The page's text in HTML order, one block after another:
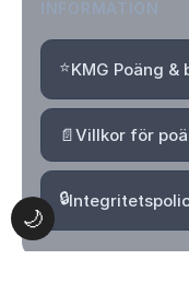
🌙
⭐KMG Poäng &
📄Villkor för
🔒